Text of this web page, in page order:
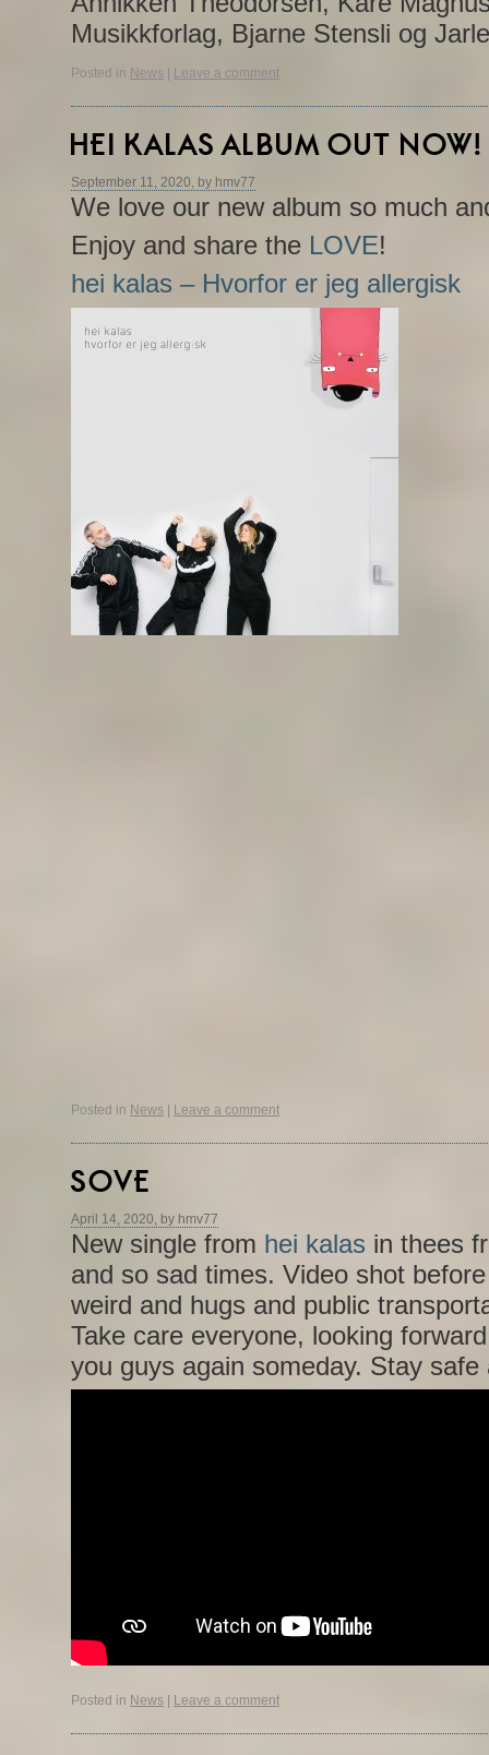
Musikkforlag, Bjarne Stensli og
Posted in News | Leave a comment
HEI KALAS ALBUM OUT NOW!
September 11, 2020, by hmv77
We love our new album so much
Enjoy and share the LOVE!
hei kalas – Hvorfor er jeg allergisk
Posted in News | Leave a comment
SOVE
April 14, 2020, by hmv77
New single from hei kalas in thees
and so sad times. Video shot
weird and hugs and public
Take care everyone, looking
you guys again someday. Stay
Posted in News | Leave a comment